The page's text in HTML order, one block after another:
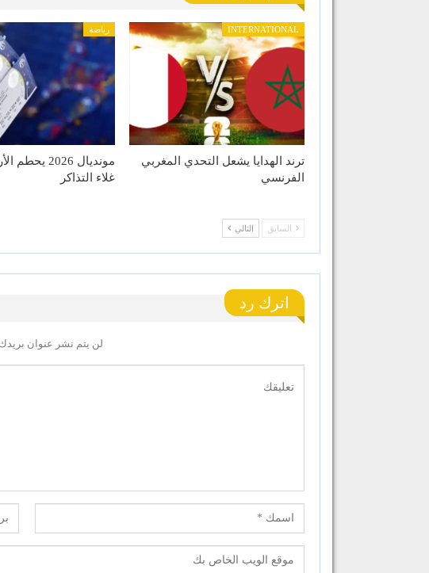
INTERNATIONAL
ترند الهدايا يشعل التحدي المغربي
الفرنسي
رياضة
مونديال 2026
غلاء التذاكر
السابق التالي
اترك رد
لن يتم نشر عنوان بريدك